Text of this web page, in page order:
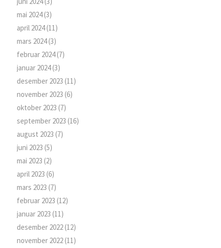
mai 2024(3)
april 2024(11)
mars 2024(3)
februar 2024(7)
januar 2024(3)
desember 2023 (11)
november 2023 (6)
oktober 2023 (7)
september 2023 (16)
august 2023 (7)
juni 2023 (5)
mai 2023 (2)
april 2023 (6)
mars 2023 (7)
februar 2023 (12)
januar 2023 (11)
desember 2022(12)
november 2022(11)